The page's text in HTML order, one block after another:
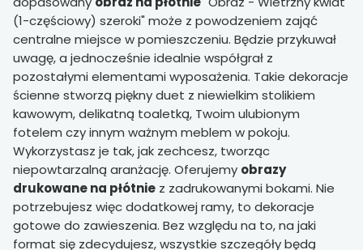
(1-częściowy) szeroki" może z powodzeniem zająć
centralne miejsce w pomieszczeniu. Będzie przykuwał
uwagę, a jednocześnie idealnie współgrał z
pozostałymi elementami wyposażenia. Takie dekoracje
ścienne stworzą piękny duet z niewielkim stolikiem
kawowym, delikatną toaletką, Twoim ulubionym
fotelem czy innym ważnym meblem w pokoju.
Wykorzystasz je tak, jak zechcesz, tworząc
niepowtarzalną aranżację. Oferujemy obrazy
drukowane na płótnie z zadrukowanymi bokami. Nie
potrzebujesz więc dodatkowej ramy, to dekoracje
gotowe do zawieszenia. Bez względu na to, na jaki
format się zdecydujesz, wszystkie szczegóły będą